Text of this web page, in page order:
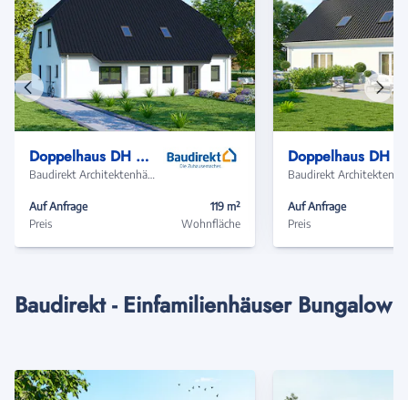
Doppelhaus DH 120 Basis
Baudirekt Architektenhäuser
Auf Anfrage
Preis
119 m²
Wohnfläche
Auf Anfrage
Preis
Vorheriges
Haus
Haus
Baudirekt - Einfamilienhäuser Bungalow